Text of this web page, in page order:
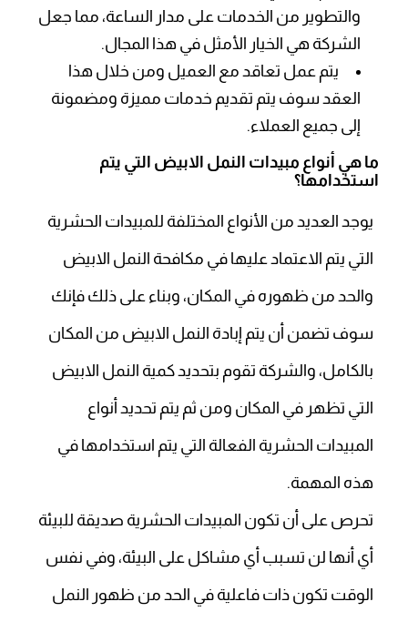
والتطوير من الخدمات على مدار الساعة، مما جعل
الشركة هي الخيار الأمثل في هذا المجال.
يتم عمل تعاقد مع العميل ومن خلال هذا
العقد سوف يتم تقديم خدمات مميزة ومضمونة
إلى جميع العملاء.
ما هي أنواع مبيدات النمل الابيض التي يتم
استخدامها؟
يوجد العديد من الأنواع المختلفة للمبيدات الحشرية
التي يتم الاعتماد عليها في مكافحة النمل الابيض
والحد من ظهوره في المكان، وبناء على ذلك فإنك
سوف تضمن أن يتم إبادة النمل الابيض من المكان
بالكامل، والشركة تقوم بتحديد كمية النمل الابيض
التي تظهر في المكان ومن ثم يتم تحديد أنواع
المبيدات الحشرية الفعالة التي يتم استخدامها في
هذه المهمة.
تحرص على أن تكون المبيدات الحشرية صديقة للبيئة
أي أنها لن تسبب أي مشاكل على البيئة، وفي نفس
الوقت تكون ذات فاعلية في الحد من ظهور النمل